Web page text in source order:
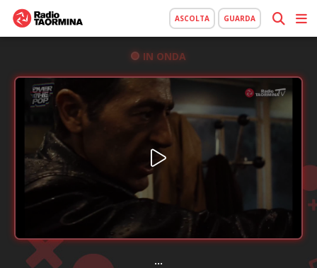
ASCOLTA GUARDA
IN ONDA
...